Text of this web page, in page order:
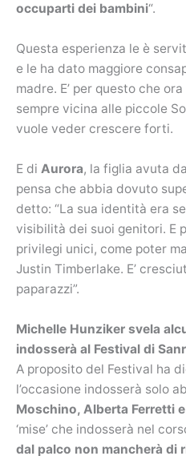
occuparti dei bambini“.
Questa esperienza le è
e le ha dato maggiore
madre. E’ per questo che
sempre vicina alle piccole
vuole veder crescere forti.
E di Aurora, la figlia avuta
pensa che abbia dovuto
detto: “La sua identità era
visibilità dei suoi genitori. E
privilegi unici, come poter
Justin Timberlake. E’
paparazzi”.
Michelle Hunziker svela
indosserà al Festival di
A proposito del Festival ha
l’occasione indosserà solo
Moschino, Alberta Ferretti
‘mise’ che indosserà nel
dal palco non mancherà di